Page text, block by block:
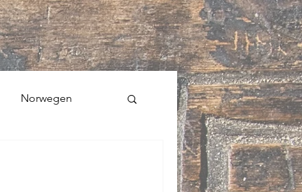
Norwegen